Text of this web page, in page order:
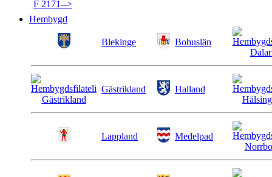
F 2171-->
Hembygd
Blekinge Bohuslän
Gästrikland Halland
Lappland Medelpad